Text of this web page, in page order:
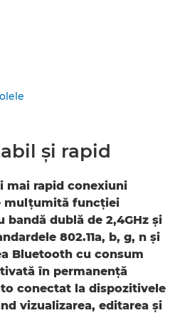
şi rapid
mai rapid conexiuni
mulţumită funcţiei
bandă dublă de 2,4GHz şi
802.11a, b, g, n şi
Bluetooth cu consum
în permanenţă
conectat la dispozitivele
vizualizarea, editarea şi